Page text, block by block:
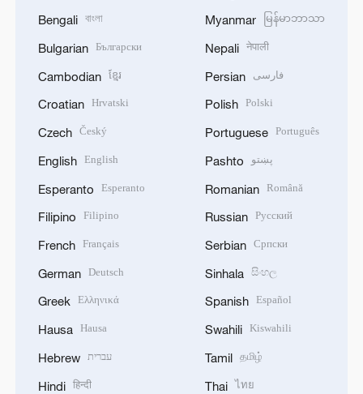
Bengali বাংলা
Bulgarian Български
Cambodian ខ្មែរ
Croatian Hrvatski
Czech Český
English English
Esperanto Esperanto
Filipino Filipino
French Français
German Deutsch
Greek Ελληνικά
Hausa Hausa
Hebrew עברית
Hindi हिन्दी
Myanmar မြန်မာဘာသာ
Nepali नेपाली
Persian فارسی
Polish Polski
Portuguese Português
Pashto پښتو
Romanian Română
Russian Русский
Serbian Српски
Sinhala සිංහල
Spanish Español
Swahili Kiswahili
Tamil தமிழ்
Thai ไทย